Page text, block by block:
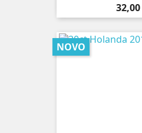
Preço
NOVO